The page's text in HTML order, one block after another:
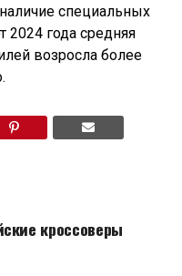
специальных
2024 года средняя
возросла более
кроссоверы